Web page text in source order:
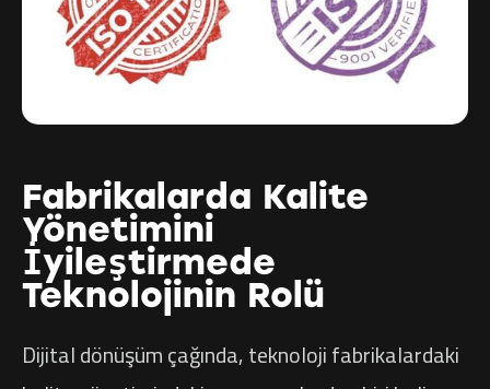
Fabrikalarda Kalite
Yönetimini
İyileştirmede
Teknolojinin Rolü
Dijital dönüşüm çağında, teknoloji fabrikalardaki